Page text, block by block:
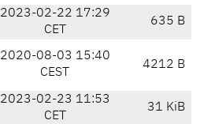
2023-02-22 17:29
CET
635 B
2020-08-03 15:40
CEST
4212 B
2023-02-23 11:53
CET
31 KiB